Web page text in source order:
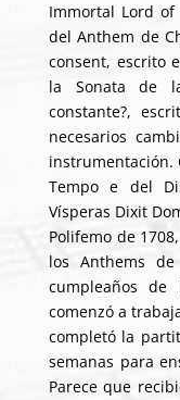
Immortal Lord
del Anthem de
consent, escrito
la Sonata de
constante?,
necesarios
instrumentación.
Tempo e del
Vísperas Dixit
Polifemo de
los Anthems
cumpleaños
comenzó a
completó la
semanas para
Parece que